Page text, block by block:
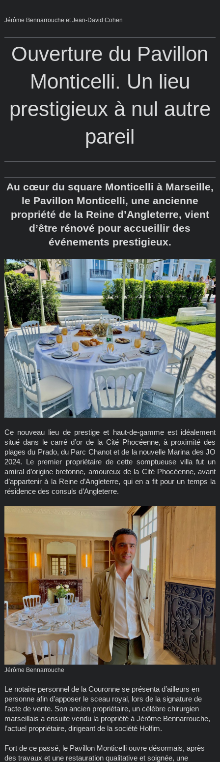
Jérôme Bennarrouche et Jean-David Cohen
Ouverture du Pavillon
Monticelli. Un lieu
prestigieux à nul autre
pareil
Au cœur du square Monticelli à Marseille,
le Pavillon Monticelli, une ancienne
propriété de la Reine d’Angleterre, vient
d’être rénové pour accueillir des
événements prestigieux.
Ce nouveau lieu de prestige et haut-de-gamme est idéalement
situé dans le carré d’or de la Cité Phocéenne, à proximité des
plages du Prado, du Parc Chanot et de la nouvelle Marina des JO
2024. Le premier propriétaire de cette somptueuse villa fut un
amiral d’origine bretonne, amoureux de la Cité Phocéenne, avant
d’appartenir à la Reine d’Angleterre, qui en a fit pour un temps la
résidence des consuls d’Angleterre.
Jérôme Bennarrouche
Le notaire personnel de la Couronne se présenta d’ailleurs en
personne afin d’apposer le sceau royal, lors de la signature de
l’acte de vente. Son ancien propriétaire, un célèbre chirurgien
marseillais a ensuite vendu la propriété à Jérôme Bennarrouche,
l’actuel propriétaire, dirigeant de la société Holfim.
Fort de ce passé, le Pavillon Monticelli ouvre désormais, après
des travaux et une restauration qualitative et soignée, une